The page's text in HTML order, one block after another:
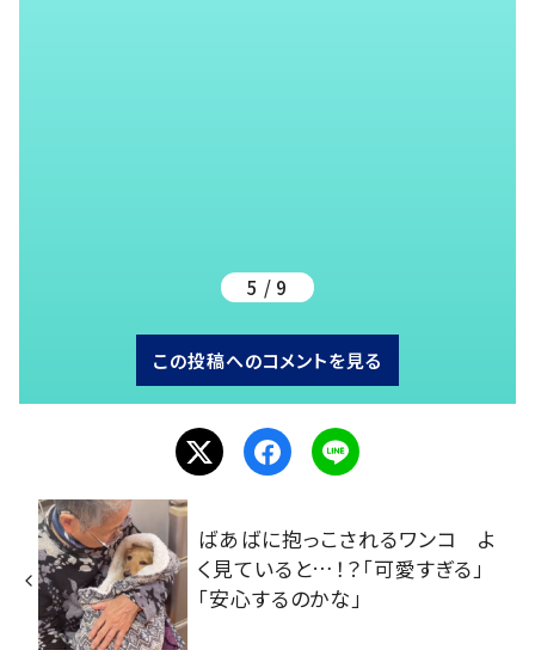
5 / 9
この投稿へのコメントを見る
ばあばに抱っこされるワンコ よ
く見ていると…！？「可愛すぎる」
「安心するのかな」